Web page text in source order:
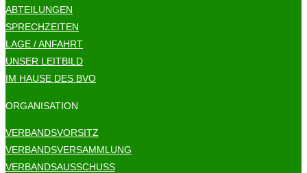
ABTEILUNGEN
SPRECHZEITEN
LAGE / ANFAHRT
UNSER LEITBILD
IM HAUSE DES BVO
ORGANISATION
VERBANDSVORSITZ
VERBANDSVERSAMMLUNG
VERBANDSAUSSCHUSS